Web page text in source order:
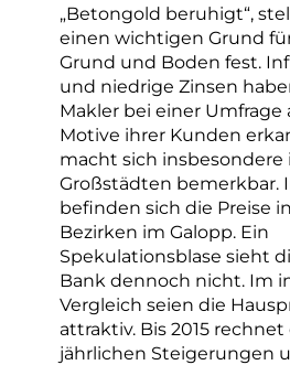
„Betongold beruhigt“,
einen wichtigen Grund
Grund und Boden fest.
und niedrige Zinsen
Makler bei einer Umfrage
Motive ihrer Kunden
macht sich insbesondere
Großstädten bemerkbar.
befinden sich die Preise
Bezirken im Galopp. Ein
Spekulationsblase sieht
Bank dennoch nicht. Im
Vergleich seien die
attraktiv. Bis 2015
jährlichen Steigerungen